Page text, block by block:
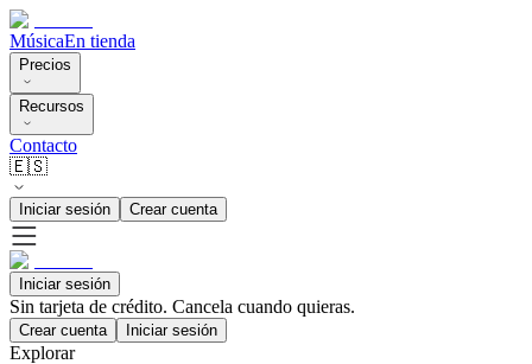
MúsicaEn tienda
Precios
Recursos
Contacto
🇪🇸
Iniciar sesión Crear cuenta
Iniciar sesión
Sin tarjeta de crédito. Cancela cuando quieras.
Crear cuenta Iniciar sesión
Explorar